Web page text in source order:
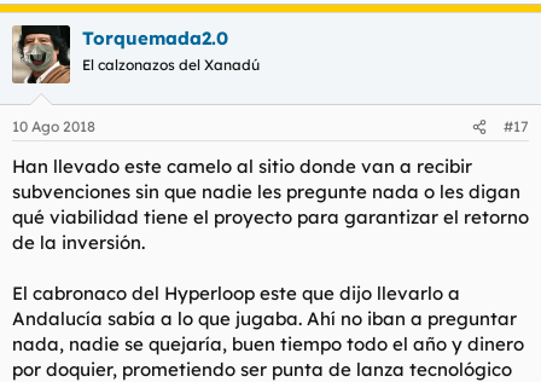
Torquemada2.0
El calzonazos del Xanadú
10 Ago 2018 #17
Han llevado este camelo al sitio donde van a recibir
subvenciones sin que nadie les pregunte nada o les digan
qué viabilidad tiene el proyecto para garantizar el retorno
de la inversión.
El cabronaco del Hyperloop este que dijo llevarlo a
Andalucía sabía a lo que jugaba. Ahí no iban a preguntar
nada, nadie se quejaría, buen tiempo todo el año y dinero
por doquier, prometiendo ser punta de lanza tecnológico